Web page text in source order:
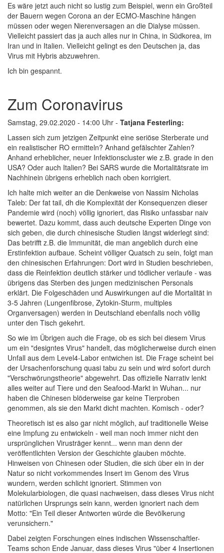
Es wäre jetzt auch nicht so lustig zum Beispiel, wenn ein Großteil
der Bauern wegen Corona an der ECMO-Maschine hängen
müssen oder wegen Nierenversagen an die Dialyse müssen.
Vielleicht passiert das ja auch alles nur in China, in Südkorea, im
Iran und in Italien. Vielleicht gelingt es den Deutschen ja, das
Virus mit Hybris abzuwehren.
Ich bin gespannt.
Zum Coronavirus
Samstag, 29.02.2020 - 14:00 Uhr - Tatjana Festerling:
Lassen sich zum jetzigen Zeitpunkt eine seriöse Sterberate und
ein realistischer RO ermitteln? Anhand gefälschter Zahlen?
Anhand erheblicher, neuer Infektionscluster wie z.B. grade in den
USA? Oder auch Italien? Bei SARS wurde die Mortalitätsrate im
Nachhinein übrigens erheblich nach oben korrigiert.
Ich halte mich weiter an die Denkweise von Nassim Nicholas
Taleb: Der fat tail, dh die Komplexität der Konsequenzen dieser
Pandemie wird (noch) völlig ignoriert, das Risiko unfassbar naiv
bewertet. Dazu kommt, dass auch deutsche Experten Dinge von
sich geben, die durch chinesische Studien längst widerlegt sind:
Das betrifft z.B. die Immunität, die man angeblich durch eine
Erstinfektion aufbaue. Scheint völliger Quatsch zu sein, folgt man
den chinesischen Erfahrungen: Dort wird in Studien beschrieben,
dass die Reinfektion deutlich stärker und tödlicher verlaufe - was
übrigens das Sterben des jungen medizinischen Personals
erklärt. Die Folgeschäden und Auswirkungen auf die Mortalität in
3-5 Jahren (Lungenfibrose, Zytokin-Sturm, multiples
Organversagen) werden in Deutschland ebenfalls noch völlig
unter den Tisch gekehrt.
So wie im Übrigen auch die Frage, ob es sich bei diesem Virus
um ein "designtes Virus" handelt, das möglicherweise durch einen
Unfall aus dem Level4-Labor entwichen ist. Die Frage scheint bei
der Ursachenforschung quasi tabu zu sein und wird sofort durch
"Verschwörungstheorie" abgewehrt. Das offizielle Narrativ lenkt
alles weiter auf Tiere und den Seafood-Markt in Wuhan... nur
haben die Chinesen blöderweise gar keine Tierproben
genommen, als sie den Markt dicht machten. Komisch - oder?
Theoretisch ist es also gar nicht möglich, auf traditionelle Weise
eine Impfung zu entwickeln - weil man noch immer nicht den
ursprünglichen Virusträger kennt... wenn man denn der
veröffentlichten Version der Geschichte glauben möchte.
Hinweisen von Chinesen oder Studien, die sich über ein in der
Natur so nicht vorkommendes Insert im Genom des Virus
wundern, werden schlicht ignoriert. Stimmen von
Molekularbiologen, die quasi nachweisen, dass dieses Virus nicht
natürlichen Ursprungs sein kann, werden ignoriert nach dem
Motto: "Ein Teil dieser Antworten würde die Bevölkerung
verunsichern."
Dabei zeigten Forschungen eines indischen Wissenschaftler-
Teams schon Ende Januar, dass dieses Virus "über 4 Insertionen